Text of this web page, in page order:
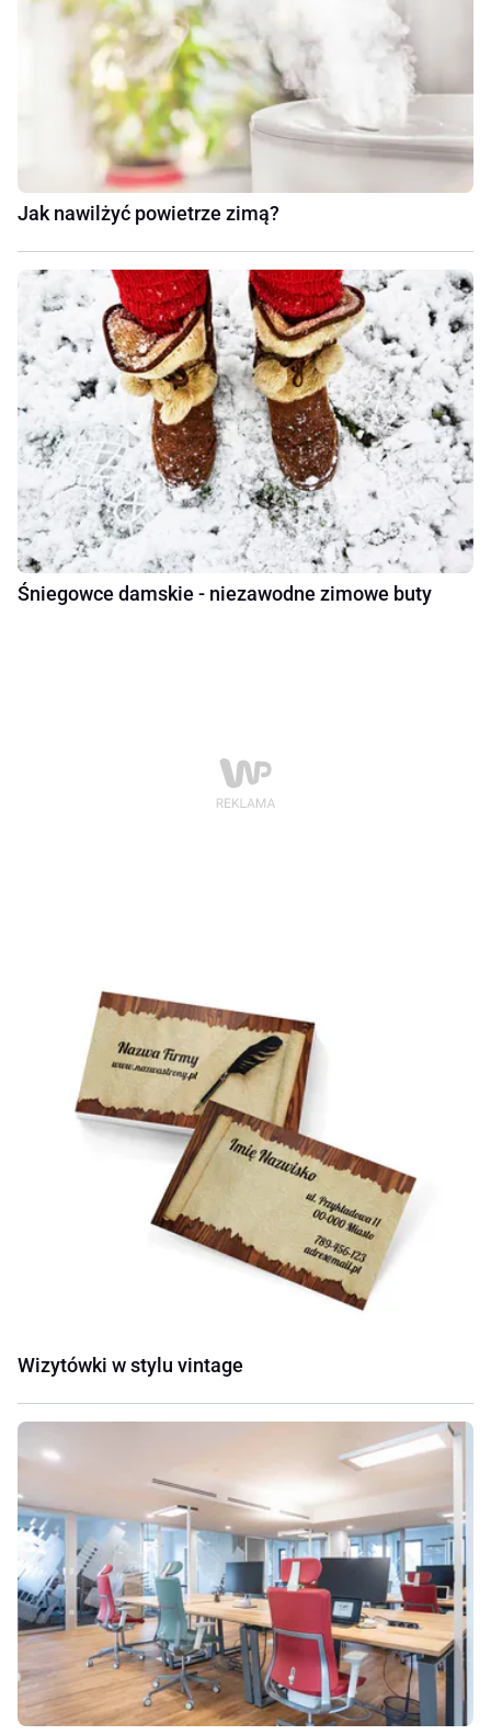
Jak nawilżyć powietrze zimą?
Śniegowce damskie - niezawodne zimowe buty
Wizytówki w stylu vintage